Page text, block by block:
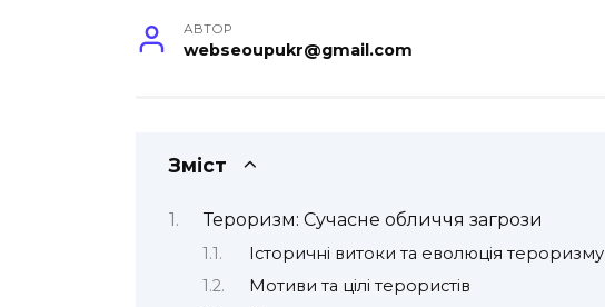
АВТОР
webseoupukr@gmail.com
Зміст
Тероризм: Сучасне обличчя загрози
Історичні витоки та еволюція тероризму
Мотиви та цілі терористів